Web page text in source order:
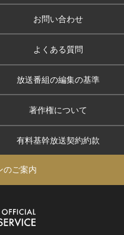
お問い合わせ
よくある質問
放送番組の編集の基準
著作権について
有料基幹放送契約約款
のご案内